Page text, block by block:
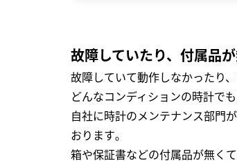
故障していたり、付属品
故障していて動作しなかったり
どんなコンディションの時計で
自社に時計のメンテナンス部門
おります｡
箱や保証書などの付属品が無く